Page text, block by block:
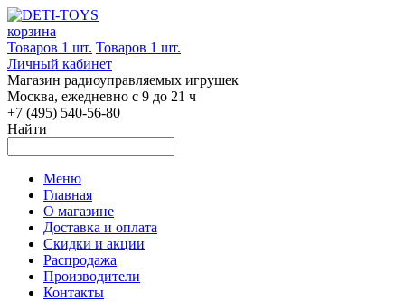
корзина
Товаров 1 шт. Товаров 1 шт.
Личный кабинет
Магазин радиоуправляемых игрушек
Москва, ежедневно с 9 до 21 ч
+7 (495) 540-56-80
Найти
Меню
Главная
О магазине
Доставка и оплата
Скидки и акции
Распродажа
Производители
Контакты